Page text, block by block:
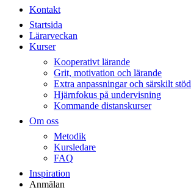
Kontakt
Startsida
Lärarveckan
Kurser
Kooperativt lärande
Grit, motivation och lärande
Extra anpassningar och särskilt stöd
Hjärnfokus på undervisning
Kommande distanskurser
Om oss
Metodik
Kursledare
FAQ
Inspiration
Anmälan